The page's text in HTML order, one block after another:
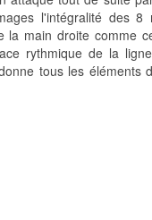
l'intégralité des 8
la main droite comme
rythmique de la
tous les éléments